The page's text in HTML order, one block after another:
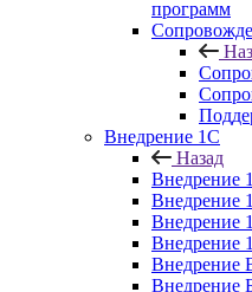
программ
Внедрение 1С
Назад
Внедрение
Внедрение
Внедрение
Внедрение